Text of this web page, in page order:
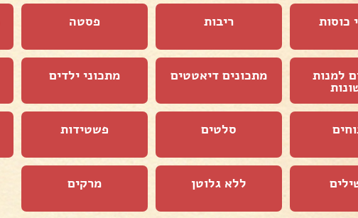
כוסות ריבות פסטה
למנות מתכונים דיאטטים מתכוני ילדים
סלטים פשטידות
ללא גלוטן מרקים